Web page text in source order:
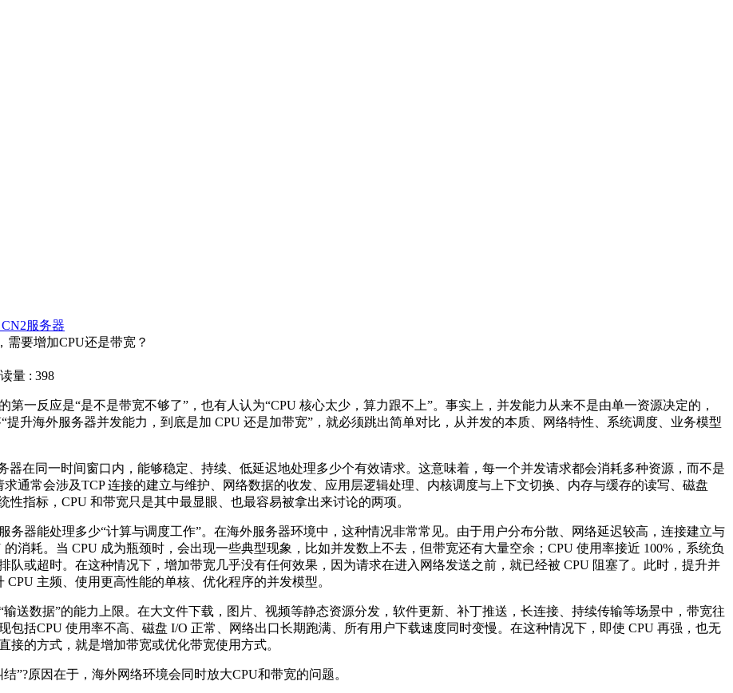
CN2服务器
要增加CPU还是带宽？
量 : 398
反应是“是不是带宽不够了”，也有人认为“CPU 核心太少，算力跟不上”。事实上，并发能力从来不是由单一资源决定的，
升海外服务器并发能力，到底是加 CPU 还是加带宽”，就必须跳出简单对比，从并发的本质、网络特性、系统调度、业务模型
在同一时间窗口内，能够稳定、持续、低延迟地处理多少个有效请求。这意味着，每一个并发请求都会消耗多种资源，而不是
通常会涉及TCP 连接的建立与维护、网络数据的收发、应用层逻辑处理、内核调度与上下文切换、内存与缓存的读写、磁盘
指标，CPU 和带宽只是其中最显眼、也最容易被拿出来讨论的两项。
器能处理多少“计算与调度工作”。在海外服务器环境中，这种情况非常常见。由于用户分布分散、网络延迟较高，连接建立与
消耗。当 CPU 成为瓶颈时，会出现一些典型现象，比如并发数上不去，但带宽还有大量空余；CPU 使用率接近 100%，系统负
或超时。在这种情况下，增加带宽几乎没有任何效果，因为请求在进入网络发送之前，就已经被 CPU 阻塞了。此时，提升并
主频、使用更高性能的单核、优化程序的并发模型。
数据”的能力上限。在大文件下载，图片、视频等静态资源分发，软件更新、补丁推送，长连接、持续传输等场景中，带宽往
括CPU 使用率不高、磁盘 I/O 正常、网络出口长期跑满、所有用户下载速度同时变慢。在这种情况下，即使 CPU 再强，也无
的方式，就是增加带宽或优化带宽使用方式。
原因在于，海外网络环境会同时放大CPU和带宽的问题。